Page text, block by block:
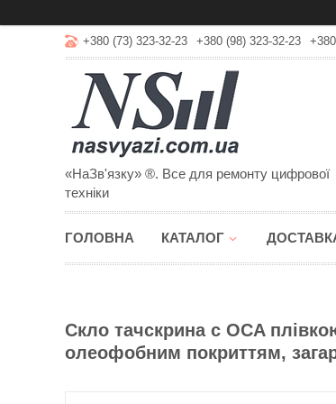
+380 (73) 323-32-23 +380 (98) 323-32-23
«НаЗв'язку» ®. Все для ремонту цифрової
техніки
ГОЛОВНА КАТАЛОГ
Скло тачскрина c OCA
олеофобним покриттям,